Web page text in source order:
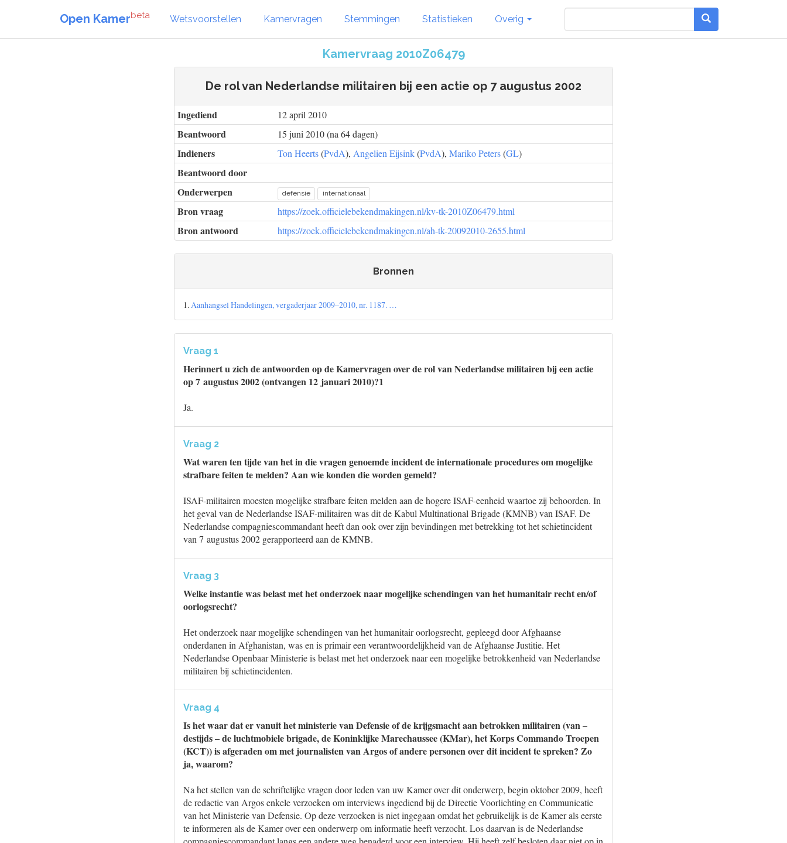
Open Kamerbeta Wetsvoorstellen Kamervragen Stemmingen Statistieken Overig
Kamervraag 2010Z06479
De rol van Nederlandse militairen bij een actie op 7 augustus 2002
Ingediend 12 april 2010
Beantwoord 15 juni 2010 (na 64 dagen)
Indieners Ton Heerts(PvdA), Angelien Eijsink(PvdA), Mariko Peters(GL)
Beantwoord door
Onderwerpen
defensie internationaal
Bron vraag https://zoek.officielebekendmakingen.nl/kv-tk-2010Z06479.html
Bron antwoord https://zoek.officielebekendmakingen.nl/ah-tk-20092010-2655.html
Bronnen
1.Aanhangsel Handelingen, vergaderjaar 2009–2010, nr. 1187. …
Vraag 1
Herinnert u zich de antwoorden op de Kamervragen over de rol van Nederlandse militairen bij een actie
op 7 augustus 2002 (ontvangen 12 januari 2010)?1
Ja.
Vraag 2
Wat waren ten tijde van het in die vragen genoemde incident de internationale procedures om mogelijke
strafbare feiten te melden? Aan wie konden die worden gemeld?
ISAF-militairen moesten mogelijke strafbare feiten melden aan de hogere ISAF-eenheid waartoe zij behoorden. In
het geval van de Nederlandse ISAF-militairen was dit de Kabul Multinational Brigade (KMNB) van ISAF. De
Nederlandse compagniescommandant heeft dan ook over zijn bevindingen met betrekking tot het schietincident
van 7 augustus 2002 gerapporteerd aan de KMNB.
Vraag 3
Welke instantie was belast met het onderzoek naar mogelijke schendingen van het humanitair recht en/of
oorlogsrecht?
Het onderzoek naar mogelijke schendingen van het humanitair oorlogsrecht, gepleegd door Afghaanse
onderdanen in Afghanistan, was en is primair een verantwoordelijkheid van de Afghaanse Justitie. Het
Nederlandse Openbaar Ministerie is belast met het onderzoek naar een mogelijke betrokkenheid van Nederlandse
militairen bij schietincidenten.
Vraag 4
Is het waar dat er vanuit het ministerie van Defensie of de krijgsmacht aan betrokken militairen (van –
destijds – de luchtmobiele brigade, de Koninklijke Marechaussee (KMar), het Korps Commando Troepen
(KCT)) is afgeraden om met journalisten van Argos of andere personen over dit incident te spreken? Zo
ja, waarom?
Na het stellen van de schriftelijke vragen door leden van uw Kamer over dit onderwerp, begin oktober 2009, heeft
de redactie van Argos enkele verzoeken om interviews ingediend bij de Directie Voorlichting en Communicatie
van het Ministerie van Defensie. Op deze verzoeken is niet ingegaan omdat het gebruikelijk is de Kamer als eerste
te informeren als de Kamer over een onderwerp om informatie heeft verzocht. Los daarvan is de Nederlandse